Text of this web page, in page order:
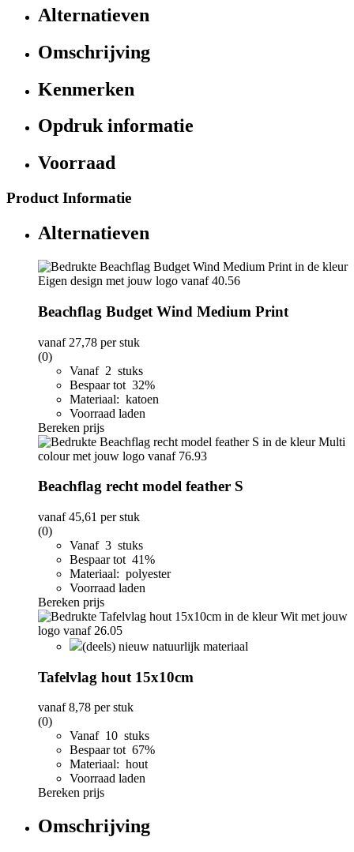
Alternatieven
Omschrijving
Kenmerken
Opdruk informatie
Voorraad
Product Informatie
Alternatieven
Beachflag Budget Wind Medium Print
vanaf 27,78 per stuk
(0)
Vanaf 2 stuks
Bespaar tot 32%
Materiaal: katoen
Voorraad laden
Bereken prijs
Beachflag recht model feather S
vanaf45,61 per stuk
(0)
Vanaf 3 stuks
Bespaar tot 41%
Materiaal: polyester
Voorraad laden
Bereken prijs
(deels) nieuw natuurlijk materiaal
Tafelvlag hout 15x10cm
vanaf8,78 per stuk
(0)
Vanaf 10 stuks
Bespaar tot 67%
Materiaal: hout
Voorraad laden
Bereken prijs
Omschrijving